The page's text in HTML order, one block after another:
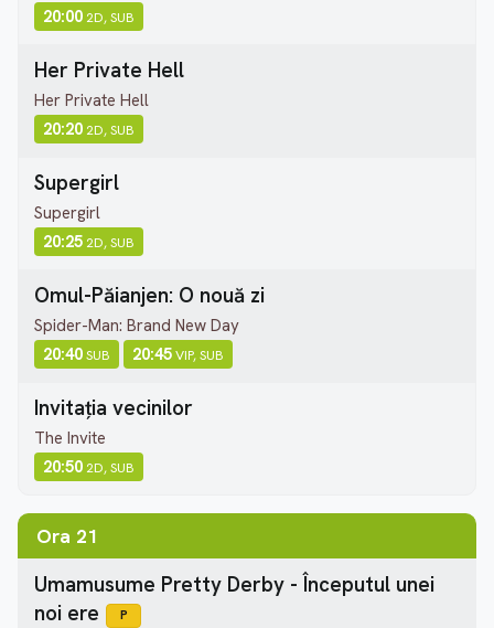
20:00 2D, SUB
Her Private Hell
Her Private Hell
20:20 2D, SUB
Supergirl
Supergirl
20:25 2D, SUB
Omul-Păianjen: O nouă zi
Spider-Man: Brand New Day
20:40SUB 20:45VIP, SUB
Invitația vecinilor
The Invite
20:50 2D, SUB
Ora 21
Umamusume Pretty Derby - Începutul unei
noi ere
P